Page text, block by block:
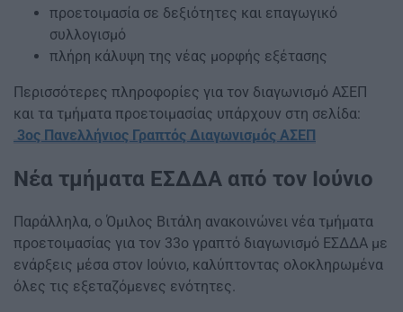
προετοιμασία σε δεξιότητες και επαγωγικό
συλλογισμό
πλήρη κάλυψη της νέας μορφής εξέτασης
Περισσότερες πληροφορίες για τον διαγωνισμό ΑΣΕΠ
και τα τμήματα προετοιμασίας υπάρχουν στη σελίδα:
3ος Πανελλήνιος Γραπτός Διαγωνισμός ΑΣΕΠ
Νέα τμήματα ΕΣΔΔΑ από τον Ιούνιο
Παράλληλα, ο Όμιλος Βιτάλη ανακοινώνει νέα τμήματα
προετοιμασίας για τον 33ο γραπτό διαγωνισμό ΕΣΔΔΑ με
ενάρξεις μέσα στον Ιούνιο, καλύπτοντας ολοκληρωμένα
όλες τις εξεταζόμενες ενότητες.